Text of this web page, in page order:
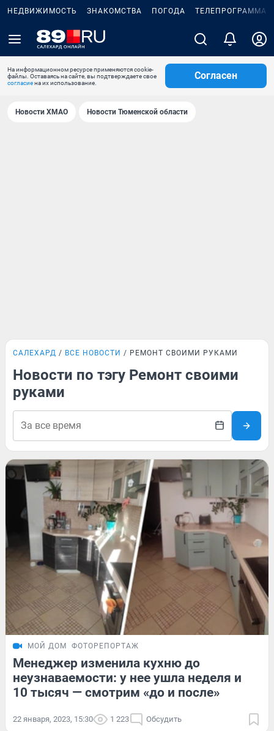
НЕДВИЖИМОСТЬ ЗНАКОМСТВА ПОГОДА ТЕЛЕПРОГРАММА
На информационном ресурсе применяются cookie-
файлы. Оставаясь на сайте, вы подтверждаете свое
согласиена их использование.
Согласен
Новости ХМАО Новости Тюменской области
САЛЕХАРД ВСЕ НОВОСТИ РЕМОНТ СВОИМИ РУКАМИ
Новости по тэгу Ремонт своими
руками
МОЙ ДОМ ФОТОРЕПОРТАЖ
Менеджер изменила кухню до
неузнаваемости: у нее ушла неделя и
10 тысяч — смотрим «до и после»
22 января, 2023, 15:30 1 223 Обсудить